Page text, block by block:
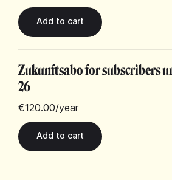
Zukunftsabo for subscribers
26
€120.00/year